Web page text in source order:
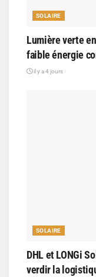
SOLAIRE
Lumière verte
faible énergie
il y a 4 jours
SOLAIRE
DHL et LONGi
verdir la